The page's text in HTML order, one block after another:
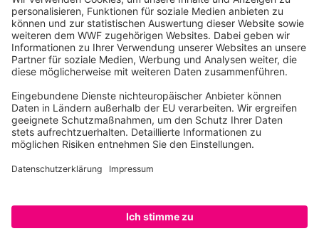
Ihre Spende kann steuerlich geltend gemacht werden
Registriert als Stiftung WWF Deutschland, Senatsverwaltung für
Justiz Berlin, Az: 3416/976/2
Umsatzsteuer-Identifikationsnummer: DE 114236103
Freistellungsbescheid: Als gemeinnützige Körperschaft befreit
von der Körperschaftssteuer gem. §5 I 9 KStg. unter der
Steuernummer 27/641/09321